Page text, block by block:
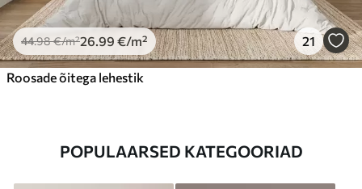
44.98€/m²26 .99 €/m² 21
Roosade õitega lehestik
POPULAARSED KATEGOORIAD